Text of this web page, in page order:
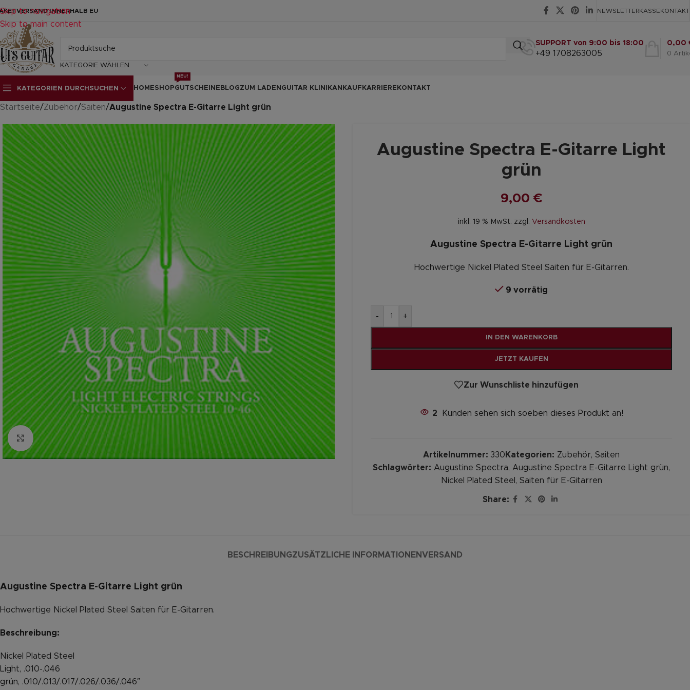
Skip to navigation
Skip to main content
INNERHALB EU NEWSLETTERKASSEKONTAKT
KATEGORIE WÄHLEN
SUPPORT von 9:00 bis 18:00
+49 1708263005 0
0,00
KATEGORIEN DURCHSUCHEN HOMESHOPGUTSCHEINE
NEU!
BLOGZUM LADEN GUITAR KLINIKANKAUF KARRIERE KONTAKT
Startseite/Zubehör/Saiten/Augustine Spectra E-Gitarre Light grün
Zum vergrößern anklicken
Augustine Spectra E-Gitarre Light
grün
9,00 €
inkl. 19 % MwSt. zzgl. Versandkosten
Augustine Spectra E-Gitarre Light grün
Hochwertige Nickel Plated Steel Saiten für E-Gitarren.
9 vorrätig
- +
IN DEN WARENKORB
JETZT KAUFEN
Zur Wunschliste hinzufügen
2 Kunden sehen sich soeben dieses Produkt an!
Artikelnummer: 330 Kategorien: Zubehör, Saiten
Schlagwörter: Augustine Spectra, Augustine Spectra E-Gitarre Light grün,
Nickel Plated Steel , Saiten für E-Gitarren
Share:
BESCHREIBUNGZUSÄTZLICHE INFORMATIONEN VERSAND
Augustine Spectra E-Gitarre Light grün
Hochwertige Nickel Plated Steel Saiten für E-Gitarren.
Beschreibung:
Nickel Plated Steel
Light, .010-.046
grün, .010/.013/.017/.026/.036/.046″